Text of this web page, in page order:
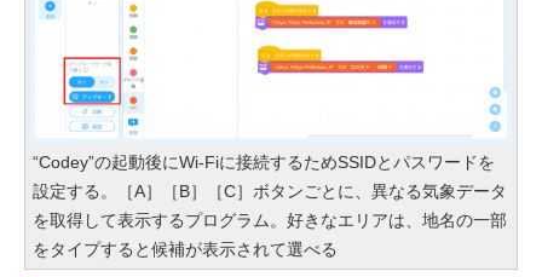
“Codey”の起動後にWi-Fiに接続するためSSIDとパスワードを
設定する。［A］［B］［C］ボタンごとに、異なる気象データ
を取得して表示するプログラム。好きなエリアは、地名の一部
をタイプすると候補が表示されて選べる